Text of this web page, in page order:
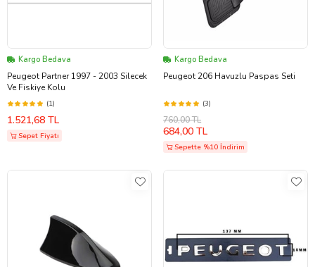
Kargo Bedava
Peugeot Partner 1997 - 2003 Silecek
Ve Fiskiye Kolu
(1)
1.521,68 TL
Sepet Fiyatı
Kargo Bedava
Peugeot 206 Havuzlu Paspas Seti
(3)
760,00 TL
684,00 TL
Sepette %10 İndirim